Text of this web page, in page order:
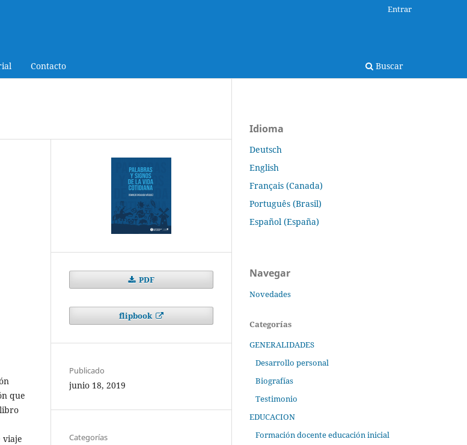
Contacto Buscar
Entrar
que
viaje
PDF
flipbook
Publicado
junio 18, 2019
Categorías
Idioma
Deutsch
English
Français (Canada)
Português (Brasil)
Español (España)
Navegar
Novedades
Categorías
GENERALIDADES
Desarrollo personal
Biografías
Testimonio
EDUCACION
Formación docente educación inicial